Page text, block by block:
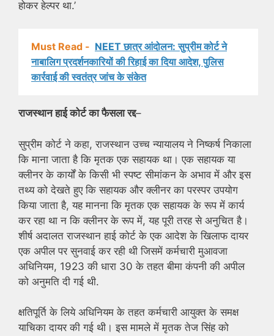
होकर हेल्पर था.’
Must Read - NEET छात्र आंदोलन: सुप्रीम कोर्ट ने
नाबालिग प्रदर्शनकारियों की रिहाई का दिया आदेश, पुलिस
कार्रवाई की स्वतंत्र जांच के संकेत
राजस्थान हाई कोर्ट का फैसला रद्द–
सुप्रीम कोर्ट ने कहा, राजस्थान उच्च न्यायालय ने निष्कर्ष निकाला
कि माना जाता है कि मृतक एक सहायक था। एक सहायक या
क्लीनर के कार्यों के किसी भी स्पष्ट सीमांकन के अभाव में और इस
तथ्य को देखते हुए कि सहायक और क्लीनर का परस्पर उपयोग
किया जाता है, यह मानना कि मृतक एक सहायक के रूप में कार्य
कर रहा था न कि क्लीनर के रूप में, यह पूरी तरह से अनुचित है।
शीर्ष अदालत राजस्थान हाई कोर्ट के एक आदेश के खिलाफ दायर
एक अपील पर सुनवाई कर रही थी जिसमें कर्मचारी मुआवजा
अधिनियम, 1923 की धारा 30 के तहत बीमा कंपनी की अपील
को अनुमति दी गई थी.
क्षतिपूर्ति के लिये अधिनियम के तहत कर्मचारी आयुक्त के समक्ष
याचिका दायर की गई थी। इस मामले में मृतक तेज सिंह को